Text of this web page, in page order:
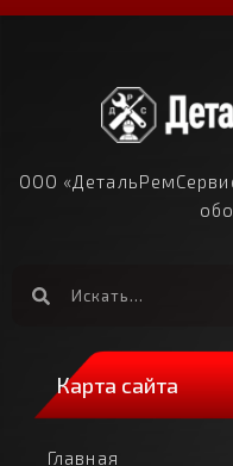
ООО
Карта сайта
Главная